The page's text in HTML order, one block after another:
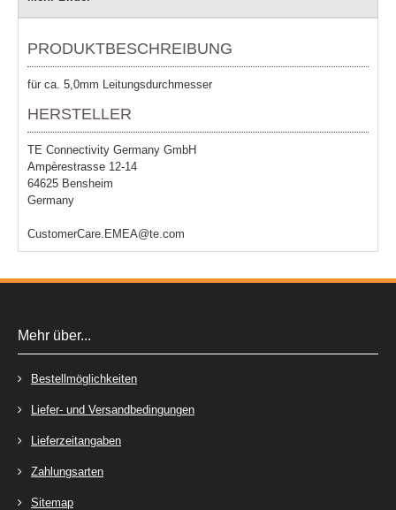
PRODUKTBESCHREIBUNG
für ca. 5,0mm Leitungsdurchmesser
HERSTELLER
TE Connectivity Germany GmbH
Ampèrestrasse 12-14
64625 Bensheim
Germany
CustomerCare.EMEA@te.com
Mehr über...
Bestellmöglichkeiten
Liefer- und Versandbedingungen
Lieferzeitangaben
Zahlungsarten
Sitemap